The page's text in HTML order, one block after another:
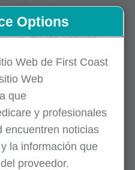
que no desee incluir
clic en las casillas
PDF) para
Aparecerá un breve
se descargó el
de descargas de
el informe.
Options
Web de First Coast
Web
que
y profesionales
encuentren noticias
la información que
proveedor.